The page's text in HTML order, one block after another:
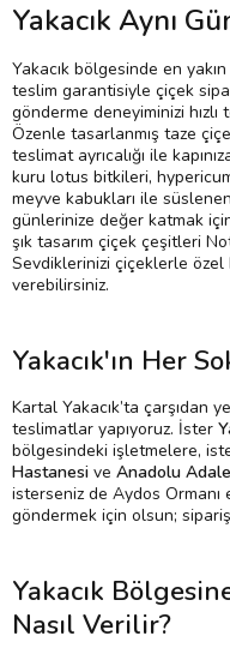
Yakacık Aynı
Yakacık bölgesinde en
teslim garantisiyle çiçek
gönderme deneyiminizi
Özenle tasarlanmış taze
teslimat ayrıcalığı ile
kuru lotus bitkileri,
meyve kabukları ile
günlerinize değer katmak
şık tasarım çiçek çeşitleri
Sevdiklerinizi çiçeklerle
verebilirsiniz.
Yakacık'ın Her
Kartal Yakacık’ta çarşıdan
teslimatlar yapıyoruz. İster
bölgesindeki işletmelere,
Hastanesi ve Anadolu
isterseniz de Aydos
göndermek için olsun;
Yakacık
Nasıl Verilir?